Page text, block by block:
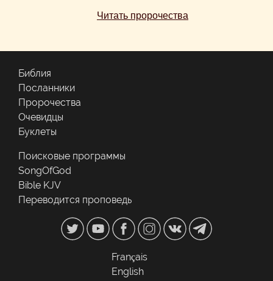
Читать пророчества
Библия
Посланники
Пророчества
Очевидцы
Буклеты
Поисковые программы
SongOfGod
Bible KJV
Переводится проповедь
Français
English